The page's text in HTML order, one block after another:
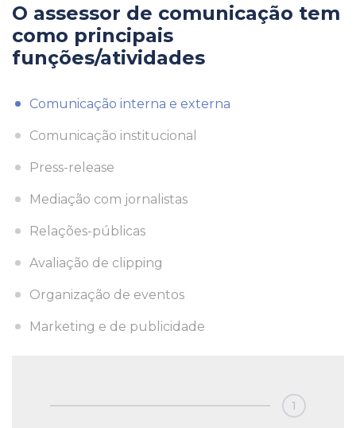
O assessor de comunicação tem
como principais
funções/atividades
Comunicação interna e externa
Comunicação institucional
Press-release
Mediação com jornalistas
Relações-públicas
Avaliação de clipping
Organização de eventos
Marketing e de publicidade
1